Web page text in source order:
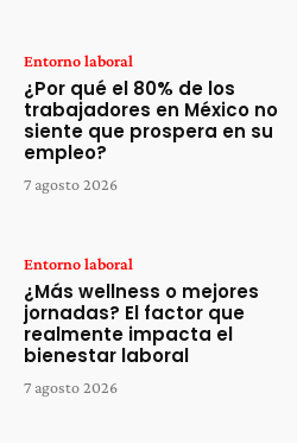
Entorno laboral
¿Por qué el 80% de los
trabajadores en México no
siente que prospera en su
empleo?
7 agosto 2026
Entorno laboral
¿Más wellness o mejores
jornadas? El factor que
realmente impacta el
bienestar laboral
7 agosto 2026